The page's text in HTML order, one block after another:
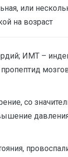
или
на возраст
ИМТ –
со